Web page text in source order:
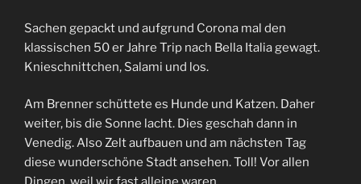
Sachen gepackt und aufgrund Corona mal den
klassischen 50 er Jahre Trip nach Bella Italia gewagt.
Knieschnittchen, Salami und los.
Am Brenner schüttete es Hunde und Katzen. Daher
weiter, bis die Sonne lacht. Dies geschah dann in
Venedig. Also Zelt aufbauen und am nächsten Tag
diese wunderschöne Stadt ansehen. Toll! Vor allen